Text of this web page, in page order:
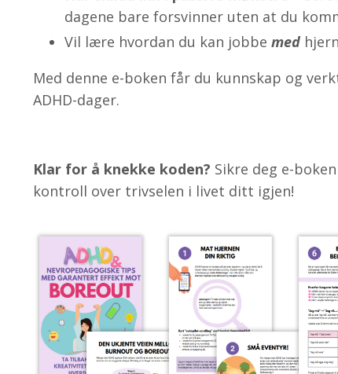
dagene bare forsvinner uten at du
Vil lære hvordan du kan jobbe med
Med denne e-boken får du kunnskap og
ADHD-dager.
Klar for å knekke koden? Sikre deg e-
kontroll over trivselen i livet ditt igjen!